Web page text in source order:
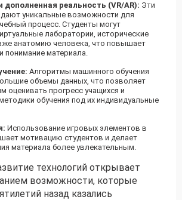
дополненная реальность (VR/AR): Эти
уникальные возможности для
процесс. Студенты могут
лаборатории, исторические
анатомию человека, что повышает
понимание материала.
Алгоритмы машинного обучения
объемы данных, что позволяет
оценивать прогресс учащихся и
обучения под их индивидуальные
Использование игровых элементов в
мотивацию студентов и делает
материала более увлекательным.
технологий открывает
возможности, которые
назад казались